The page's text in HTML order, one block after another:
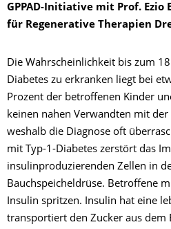
GPPAD-Initiative mit Prof.
für Regenerative Therapien
Die Wahrscheinlichkeit bis zum
Diabetes zu erkranken liegt bei
Prozent der betroffenen Kinder
keinen nahen Verwandten mit
weshalb die Diagnose oft
mit Typ-1-Diabetes zerstört das
insulinproduzierenden Zellen in
Bauchspeicheldrüse. Betroffene
Insulin spritzen. Insulin hat eine
transportiert den Zucker aus dem